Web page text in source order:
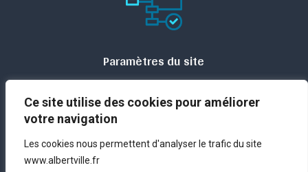
Ce site utilise des cookies pour améliorer
votre navigation
Les cookies nous permettent d'analyser le trafic du site
www.albertville.fr
Paramètres du site
Contact